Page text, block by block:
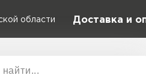
области Доставка и